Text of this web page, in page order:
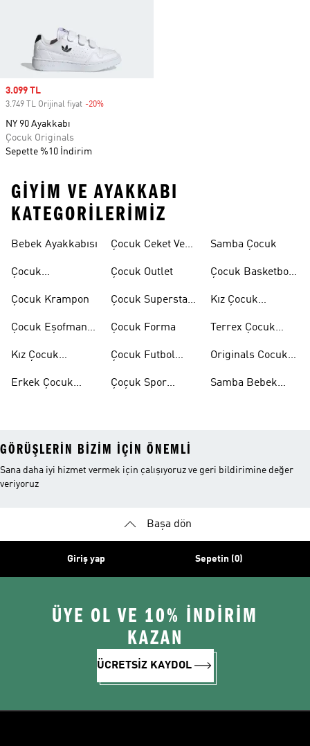
Sale price
3.099 TL
3.749 TL Orijinal fiyat -20%
NY 90 Ayakkabı
Çocuk Originals
Sepette %10 İndirim
GIYIM VE AYAKKABI
KATEGORILERIMIZ
Bebek Ayakkabısı
Çocuk
Çocuk Krampon
Çocuk Eşofman
Kız Çocuk
Erkek Çocuk
Çocuk Ceket Ve
Çocuk Outlet
Çocuk Superstar
Çocuk Forma
Çocuk Futbol
Çoçuk Spor
Samba Çocuk
Çocuk Basketbol
Kız Çocuk
Terrex Çocuk
Originals Cocuk
Samba Bebek
GÖRÜŞLERIN BIZIM IÇIN ÖNEMLI
Sana daha iyi hizmet vermek için çalışıyoruz ve geri bildirimine değer
veriyoruz
Başa dön
Giriş yap Sepetin (0)
ÜYE OL VE 10% İNDİRİM
KAZAN
ÜCRETSİZ KAYDOL